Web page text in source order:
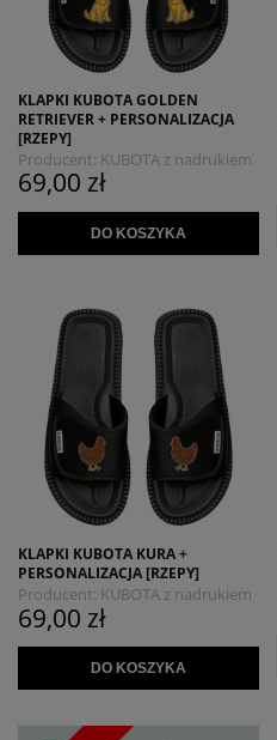
KLAPKI KUBOTA GOLDEN
RETRIEVER + PERSONALIZACJA
[RZEPY]
Producent: KUBOTA z nadrukiem
MYSZOJELEŃ
69,00 zł
DO KOSZYKA
KLAPKI KUBOTA KURA +
PERSONALIZACJA [RZEPY]
Producent: KUBOTA z nadrukiem
MYSZOJELEŃ
69,00 zł
DO KOSZYKA